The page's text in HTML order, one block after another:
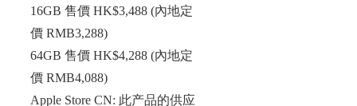
16GB 售價 HK$3,488 (內地定
價 RMB3,288)
64GB 售價 HK$4,288 (內地定
價 RMB4,088)
Apple Store CN: 此产品的供应